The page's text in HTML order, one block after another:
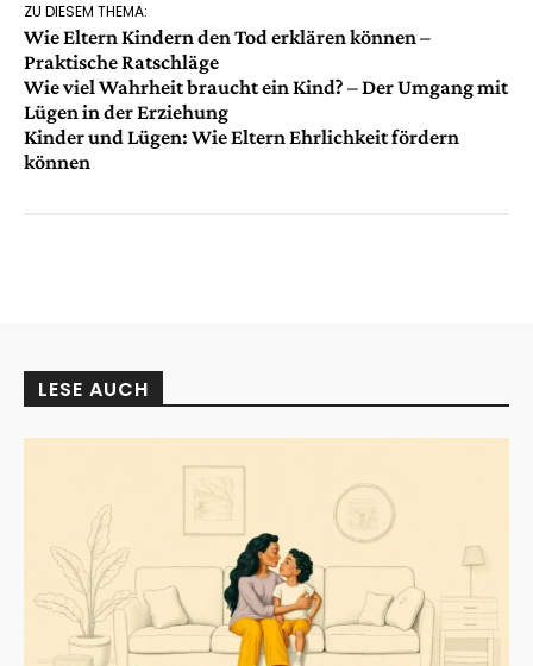
ZU DIESEM THEMA:
Wie Eltern Kindern den Tod erklären können –
Praktische Ratschläge
Wie viel Wahrheit braucht ein Kind? – Der Umgang mit
Lügen in der Erziehung
Kinder und Lügen: Wie Eltern Ehrlichkeit fördern
können
LESE AUCH